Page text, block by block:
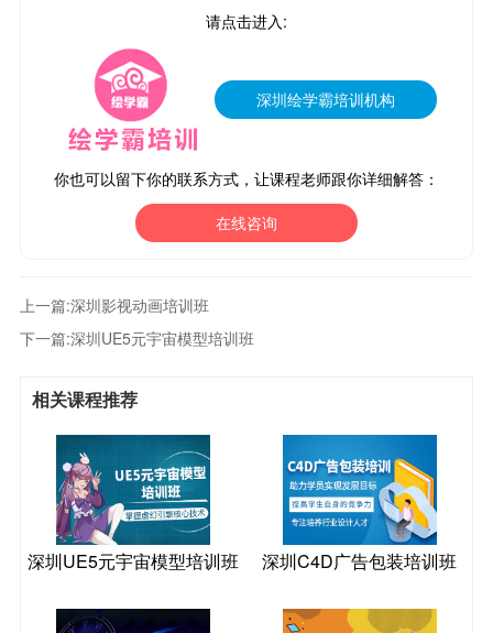
请点击进入:
深圳绘学霸培训机构
你也可以留下你的联系方式，让课程老师跟你详细解答：
在线咨询
上一篇:深圳影视动画培训班
下一篇:深圳UE5元宇宙模型培训班
相关课程推荐
深圳UE5元宇宙模型培训班 深圳C4D广告包装培训班